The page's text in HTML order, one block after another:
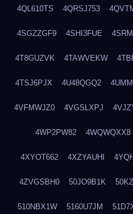
4QL610TS 4QRSJ753
4SGZZGF9 4SHI3FUE
4T8GUZVK 4TAWVEKW
4TSJ6PJX 4U48QGQ2
4VFMWJZ0 4VGSLXPJ
4WP2PW82 4WQWQXX8
4XYOT662 4XZYAUHI
4ZVGSBH0 50JO9B1K
510NBX1W 5160U7JM